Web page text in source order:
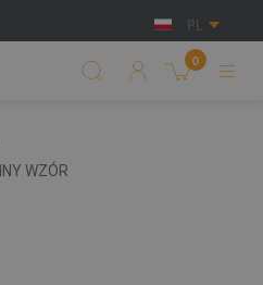
PL
0
WZÓR